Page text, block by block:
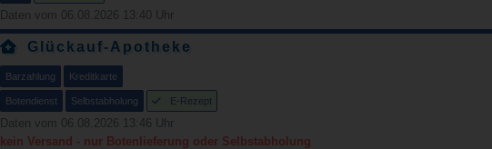
Daten vom 06.08.2026 13:40 Uhr
Glückauf-Apotheke
Barzahlung Kreditkarte
Botendienst Selbstabholung E-Rezept
Daten vom 06.08.2026 13:46 Uhr
kein Versand - nur Botenlieferung oder Selbstabholung